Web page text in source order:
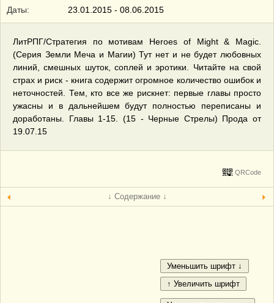
Даты:
23.01.2015 - 08.06.2015
ЛитРПГ/Стратегия по мотивам Heroes of Might & Magic.
(Серия Земли Меча и Магии) Тут нет и не будет любовных
линий, смешных шуток, соплей и эротики. Читайте на свой
страх и риск - книга содержит огромное количество ошибок и
неточностей. Тем, кто все же рискнет: первые главы просто
ужасны и в дальнейшем будут полностью переписаны и
доработаны. Главы 1-15. (15 - Черные Стрелы) Прода от
19.07.15
QRCode
↓ Содержание ↓